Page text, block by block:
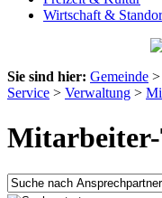
Wirtschaft &
Sie sind hier: Gemeinde >
Service > Verwaltung >